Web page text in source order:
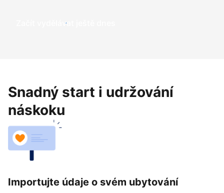
Začít vydělávat ještě dnes
Snadný start i udržování
náskoku
Importujte údaje o svém ubytování